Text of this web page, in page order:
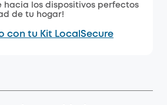
hacia los dispositivos perfectos
de tu hogar!
con tu Kit LocalSecure